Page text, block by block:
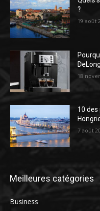
?
19 août
18
10 des
7 août
Meilleures catégories
Business